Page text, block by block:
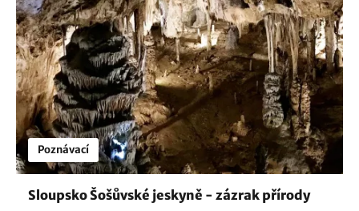
Poznávací
Sloupsko Šošůvské jeskyně - zázrak přírody